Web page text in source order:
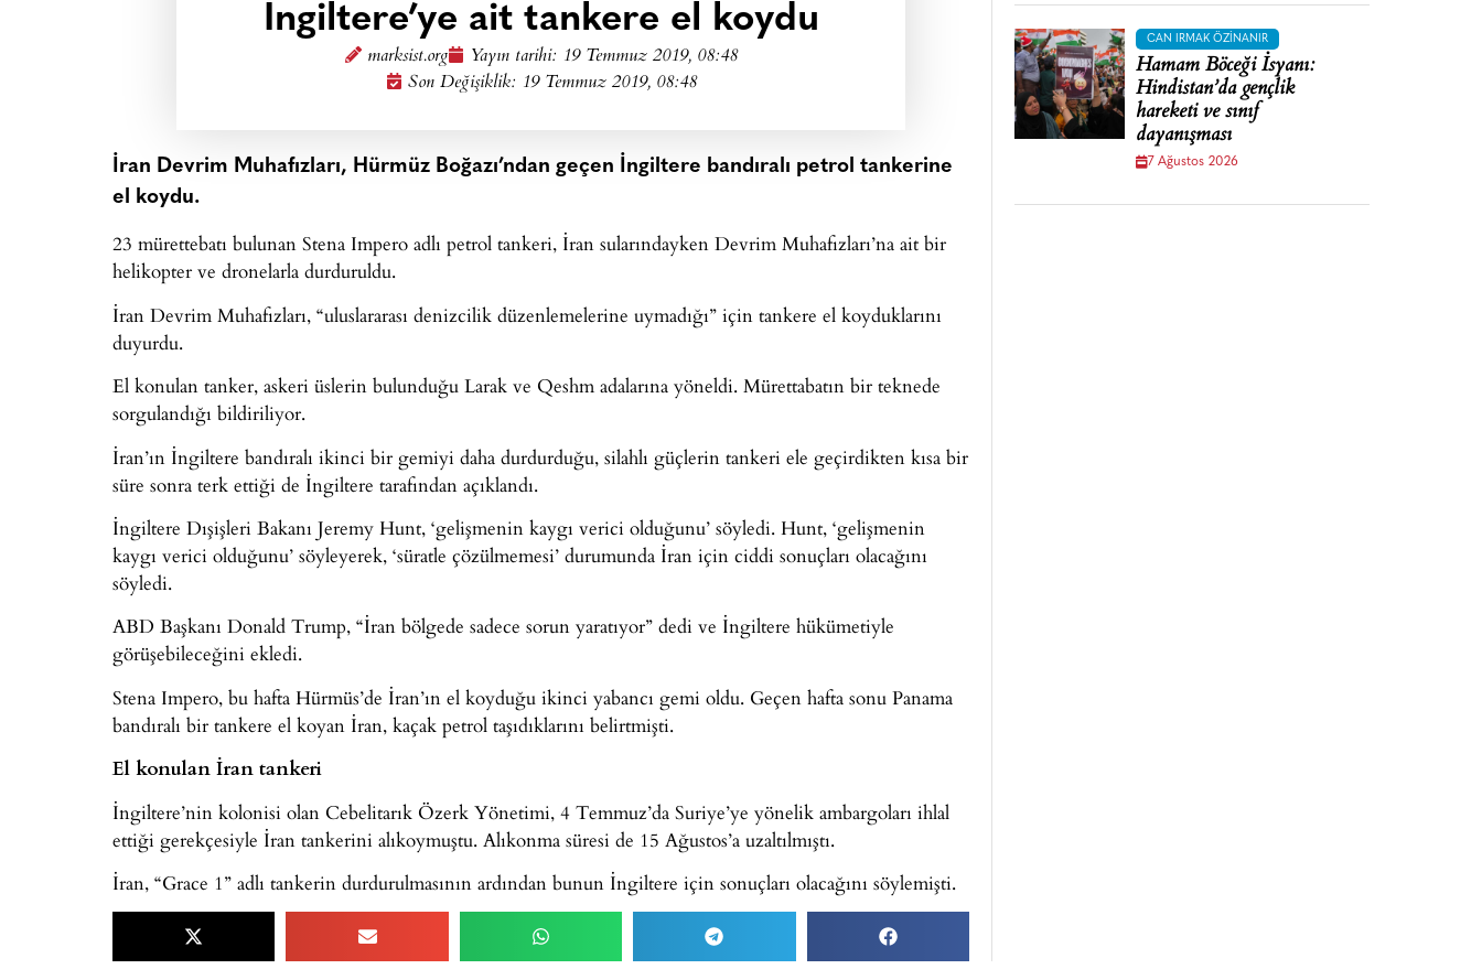
İngiltere’ye ait tankere el koydu
marksist.org Yayın tarihi: 19 Temmuz 2019, 08:48
Son Değişiklik: 19 Temmuz 2019, 08:48
İran Devrim Muhafızları, Hürmüz Boğazı’ndan geçen İngiltere bandıralı petrol tankerine
el koydu.
23 mürettebatı bulunan Stena Impero adlı petrol tankeri, İran sularındayken Devrim Muhafızları’na ait bir
helikopter ve dronelarla durduruldu.
İran Devrim Muhafızları, “uluslararası denizcilik düzenlemelerine uymadığı” için tankere el koyduklarını
duyurdu.
El konulan tanker, askeri üslerin bulunduğu Larak ve Qeshm adalarına yöneldi. Mürettabatın bir teknede
sorgulandığı bildiriliyor.
İran’ın İngiltere bandıralı ikinci bir gemiyi daha durdurduğu, silahlı güçlerin tankeri ele geçirdikten kısa bir
süre sonra terk ettiği de İngiltere tarafından açıklandı.
İngiltere Dışişleri Bakanı Jeremy Hunt, ‘gelişmenin kaygı verici olduğunu’ söyledi. Hunt, ‘gelişmenin
kaygı verici olduğunu’ söyleyerek, ‘süratle çözülmemesi’ durumunda İran için ciddi sonuçları olacağını
söyledi.
ABD Başkanı Donald Trump, “İran bölgede sadece sorun yaratıyor” dedi ve İngiltere hükümetiyle
görüşebileceğini ekledi.
Stena Impero, bu hafta Hürmüs’de İran’ın el koyduğu ikinci yabancı gemi oldu. Geçen hafta sonu Panama
bandıralı bir tankere el koyan İran, kaçak petrol taşıdıklarını belirtmişti.
El konulan İran tankeri
İngiltere’nin kolonisi olan Cebelitarık Özerk Yönetimi, 4 Temmuz’da Suriye’ye yönelik ambargoları ihlal
ettiği gerekçesiyle İran tankerini alıkoymuştu. Alıkonma süresi de 15 Ağustos’a uzaltılmıştı.
İran, “Grace 1” adlı tankerin durdurulmasının ardından bunun İngiltere için sonuçları olacağını söylemişti.
CAN IRMAK ÖZINANIR
Hamam Böceği İsyanı:
Hindistan’da gençlik
hareketi ve sınıf
dayanışması
7 Ağustos 2026